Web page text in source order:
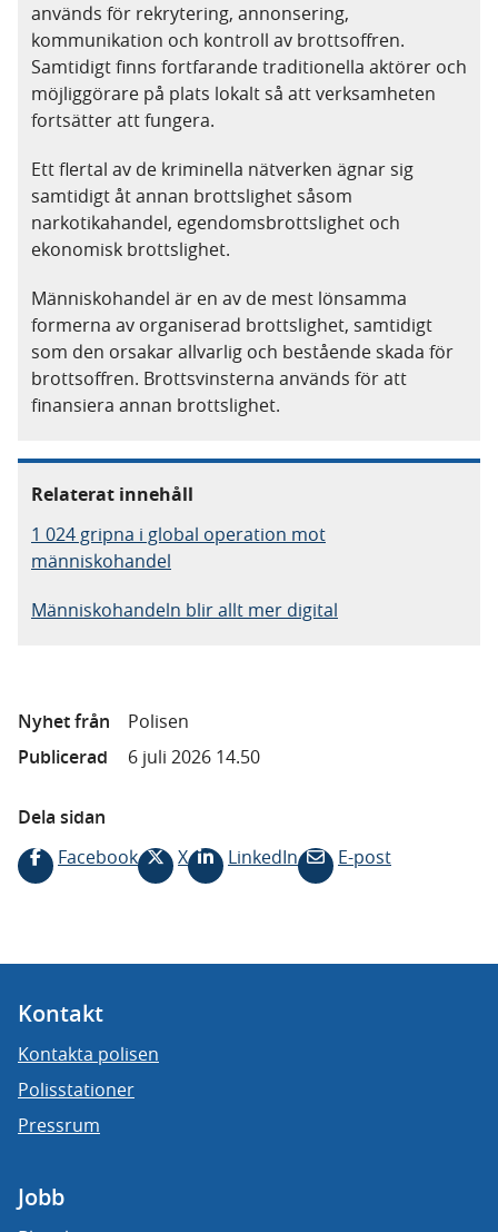
används för rekrytering, annonsering,
kommunikation och kontroll av brottsoffren.
Samtidigt finns fortfarande traditionella aktörer och
möjliggörare på plats lokalt så att verksamheten
fortsätter att fungera.
Ett flertal av de kriminella nätverken ägnar sig
samtidigt åt annan brottslighet såsom
narkotikahandel, egendomsbrottslighet och
ekonomisk brottslighet.
Människohandel är en av de mest lönsamma
formerna av organiserad brottslighet, samtidigt
som den orsakar allvarlig och bestående skada för
brottsoffren. Brottsvinsterna används för att
finansiera annan brottslighet.
Relaterat innehåll
1 024 gripna i global operation mot
människohandel
Människohandeln blir allt mer digital
Nyhet från
Polisen
Publicerad
6 juli 2026 14.50
Dela sidan
Facebook
X LinkedIn E-post
Kontakt
Kontakta polisen
Polisstationer
Pressrum
Jobb